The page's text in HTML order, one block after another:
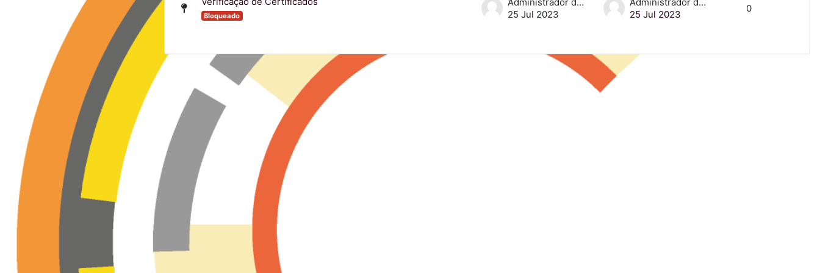
Bloqueado
25 Jul 2023
25 Jul 2023
0